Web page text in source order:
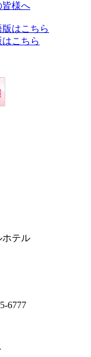
皆様へ
はこちら
こちら
ホテル
6777